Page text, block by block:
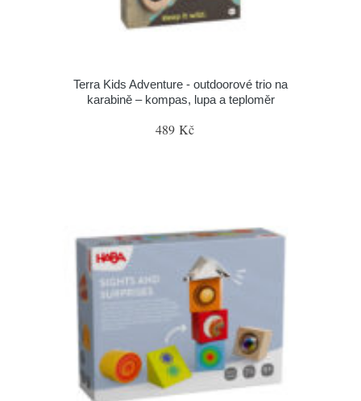
Terra Kids Adventure - outdoorové trio na
karabině – kompas, lupa a teploměr
489 Kč